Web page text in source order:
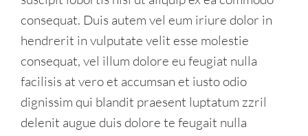
consequat. Duis autem vel eum iriure dolor in
hendrerit in vulputate velit esse molestie
consequat, vel illum dolore eu feugiat nulla
facilisis at vero et accumsan et iusto odio
dignissim qui blandit praesent luptatum zzril
delenit augue duis dolore te feugait nulla